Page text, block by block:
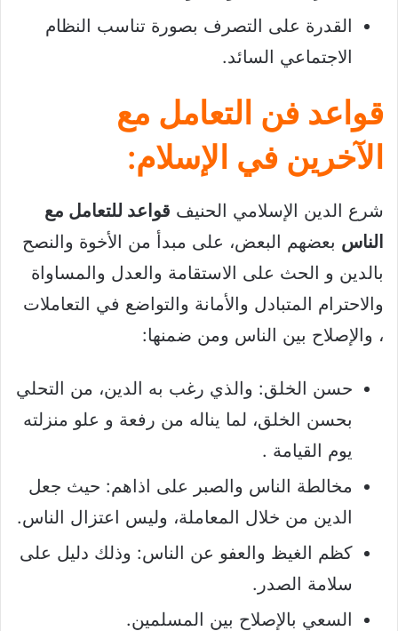
القدرة على التصرف بصورة تناسب النظام
الاجتماعي السائد.
قواعد فن التعامل مع
الآخرين في الإسلام:
شرع الدين الإسلامي الحنيف قواعد للتعامل مع
الناس بعضهم البعض، على مبدأ من الأخوة والنصح
بالدين و الحث على الاستقامة والعدل والمساواة
والاحترام المتبادل والأمانة والتواضع في التعاملات
، والإصلاح بين الناس ومن ضمنها:
حسن الخلق: والذي رغب به الدين، من التحلي
بحسن الخلق، لما يناله من رفعة و علو منزلته
يوم القيامة .
مخالطة الناس والصبر على اذاهم: حيث جعل
الدين من خلال المعاملة، وليس اعتزال الناس.
كظم الغيظ والعفو عن الناس: وذلك دليل على
سلامة الصدر.
السعي بالإصلاح بين المسلمين.